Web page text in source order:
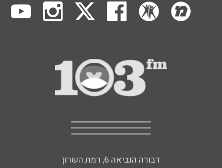
דבורה הנביאה 6, רמת השרון